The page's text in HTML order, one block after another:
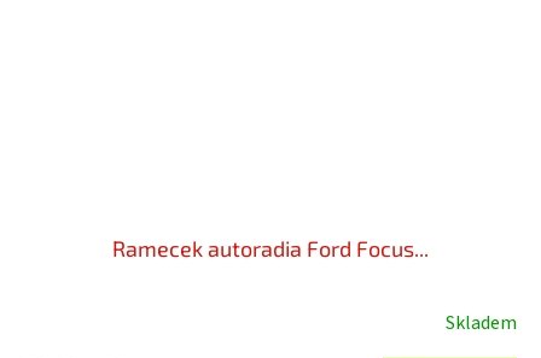
Ramecek autoradia Ford Focus...
Skladem